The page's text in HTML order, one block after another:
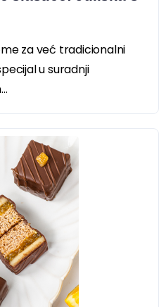
za već tradicionalni
u suradnji